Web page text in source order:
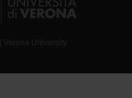
Verona University